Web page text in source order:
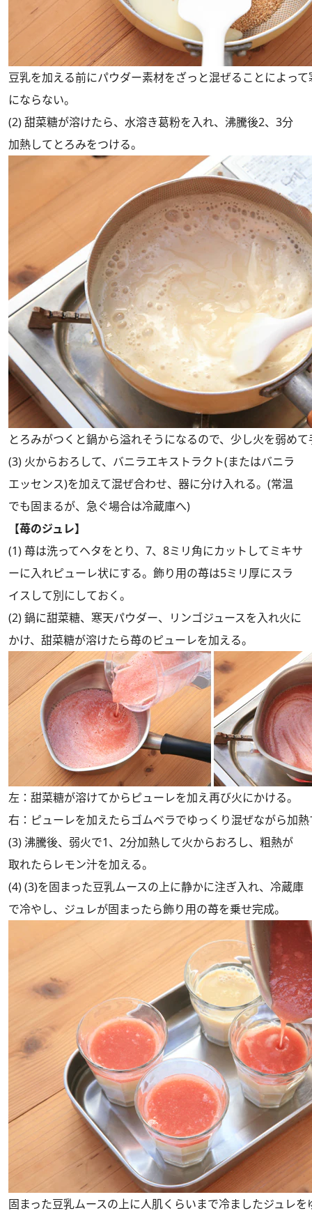
豆乳を加える前にパウダー素材をざっと混ぜることによっ
にならない。
(2) 甜菜糖が溶けたら、水溶き葛粉を入れ、沸騰後2、3分
加熱してとろみをつける。
とろみがつくと鍋から溢れそうになるので、少し火を弱め
(3) 火からおろして、バニラエキストラクト(またはバニラ
エッセンス)を加えて混ぜ合わせ、器に分け入れる。(常温
でも固まるが、急ぐ場合は冷蔵庫へ)
【苺のジュレ】
(1) 苺は洗ってヘタをとり、7、8ミリ角にカットしてミキサ
ーに入れピューレ状にする。飾り用の苺は5ミリ厚にスラ
イスして別にしておく。
(2) 鍋に甜菜糖、寒天パウダー、リンゴジュースを入れ火に
かけ、甜菜糖が溶けたら苺のピューレを加える。
左：甜菜糖が溶けてからピューレを加え再び火にかける。
右：ピューレを加えたらゴムベラでゆっくり混ぜながら加
(3) 沸騰後、弱火で1、2分加熱して火からおろし、粗熱が
取れたらレモン汁を加える。
(4) (3)を固まった豆乳ムースの上に静かに注ぎ入れ、冷蔵庫
で冷やし、ジュレが固まったら飾り用の苺を乗せ完成。
固まった豆乳ムースの上に人肌くらいまで冷ましたジュレ